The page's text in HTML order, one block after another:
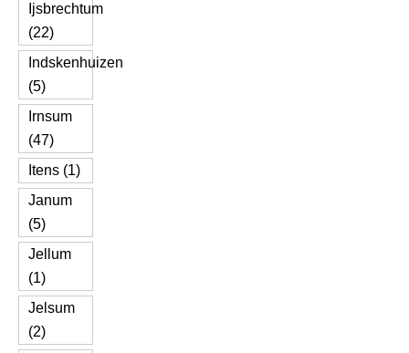
Ijsbrechtum
(22)
Indskenhuizen
(5)
Irnsum
(47)
Itens (1)
Janum
(5)
Jellum
(1)
Jelsum
(2)